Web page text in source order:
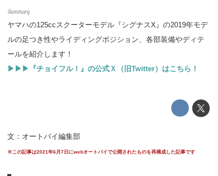
ヤマハの125ccスクーターモデル『シグナスX』の2019年モデ
ルの足つき性やライディングポジション、各部装備やディテ
ールを紹介します！
▶▶▶『チョイフル！』の公式Ｘ（旧Twitter）はこちら！
文：オートバイ編集部
※この記事は2021年6月7日にwebオートバイで公開されたものを再構成した記事です